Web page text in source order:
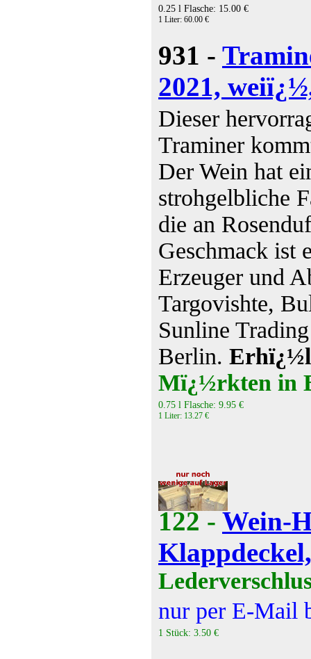
0.25 l Flasche: 15.00 €
1 Liter: 60.00 €
931 -
2021,
Dieser
Traminer
Der Wein hat
strohgelbliche
die an
Geschmack
Erzeuger und
Targovishte,
Sunline
Berlin.
Mï¿½rkten in
0.75 l Flasche: 9.95 €
1 Liter: 13.27 €
122 -Wein-
nur per E-Mail
1 Stück: 3.50 €